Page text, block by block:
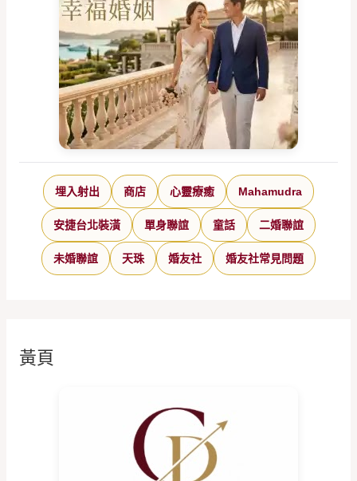
埋入射出 商店 心靈療癒 Mahamudra
安捷台北裝潢 單身聯誼 童話 二婚聯誼
未婚聯誼 天珠 婚友社 婚友社常見問題
黃頁